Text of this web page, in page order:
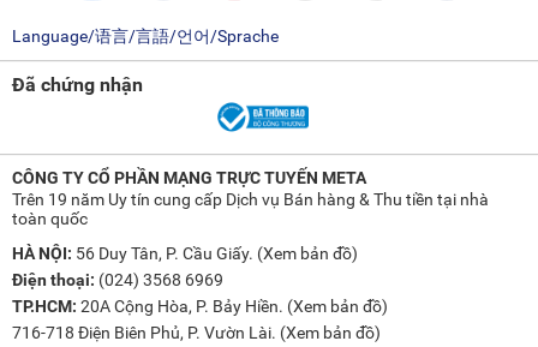
Language/语言/言語/언어/Sprache
Đã chứng nhận
CÔNG TY CỔ PHẦN MẠNG TRỰC TUYẾN META
Trên 19 năm Uy tín cung cấp Dịch vụ Bán hàng & Thu tiền tại nhà
toàn quốc
HÀ NỘI: 56 Duy Tân, P. Cầu Giấy. (Xem bản đồ)
Điện thoại: (024) 3568 6969
TP.HCM: 20A Cộng Hòa, P. Bảy Hiền. (Xem bản đồ)
716-718 Điện Biên Phủ, P. Vườn Lài. (Xem bản đồ)